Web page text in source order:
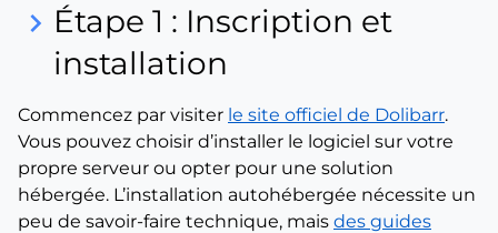
keyboard_arrow_right Étape 1 : Inscription et
installation
Commencez par visiter le site officiel de Dolibarr.
Vous pouvez choisir d’installer le logiciel sur votre
propre serveur ou opter pour une solution
hébergée. L’installation autohébergée nécessite un
peu de savoir-faire technique, mais des guides